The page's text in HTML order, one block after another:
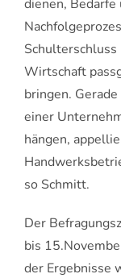
dienen, Bedarfe
Wirtschaft
bringen.
einer
hängen,
so Schmitt.
Der
bis
der Ergebnisse